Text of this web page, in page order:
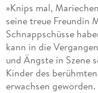
»Knips mal,
seine treue Freundin
Schnappschüsse
kann in die
und Ängste in Szene
Kinder des
erwachsen